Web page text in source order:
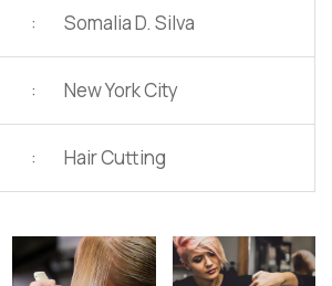
: Somalia D. Silva
: New York City
: Hair Cutting